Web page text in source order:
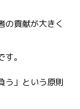
の貢献が大きく
。
う」という原則